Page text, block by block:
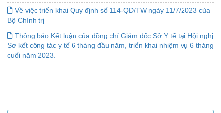
Về việc triển khai Quy định số 114-QĐ/TW ngày 11/7/2023 của
Bộ Chính trị
Thông báo Kết luận của đồng chí Giám đốc Sở Y tế tại Hội nghị
Sơ kết công tác y tế 6 tháng đầu năm, triển khai nhiệm vụ 6 tháng
cuối năm 2023.